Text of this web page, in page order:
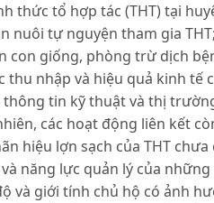
thức tổ hợp tác (THT) tại
nuôi tự nguyện tham gia
giống, phòng trừ dịch
nhập và hiệu quả kinh tế
tin kỹ thuật và thị
các hoạt động liên kết
hiệu lợn sạch của THT chưa
năng lực quản lý của
và giới tính chủ hộ có ảnh